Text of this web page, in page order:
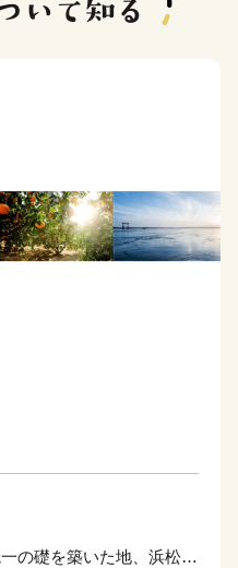
の礎を築いた地、浜松。